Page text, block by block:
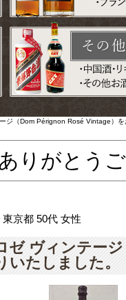
ジ（Dom Pérignon Rosé Vintage）を
りがとう
東京都 50代 女性
ゼ ヴィンテー
たしました。